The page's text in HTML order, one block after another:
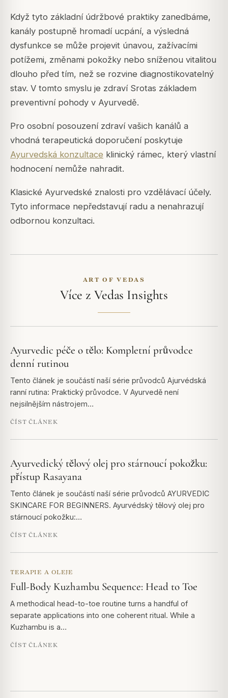
Když tyto základní údržbové praktiky zanedbáme,
kanály postupně hromadí ucpání, a výsledná
dysfunkce se může projevit únavou, zažívacími
potížemi, změnami pokožky nebo sníženou vitalitou
dlouho před tím, než se rozvine diagnostikovatelný
stav. V tomto smyslu je zdraví Srotas základem
preventivní pohody v Ayurvedě.
Pro osobní posouzení zdraví vašich kanálů a
vhodná terapeutická doporučení poskytuje
Ayurvedská konzultace klinický rámec, který vlastní
hodnocení nemůže nahradit.
Klasické Ayurvedské znalosti pro vzdělávací účely.
Tyto informace nepředstavují radu a nenahrazují
odbornou konzultaci.
ART OF VEDAS
Více z Vedas Insights
Ayurvedic péče o tělo: Kompletní průvodce
denní rutinou
Tento článek je součástí naší série průvodců Ajurvédská
ranní rutina: Praktický průvodce. V Ayurvedě není
nejsilnějším nástrojem…
ČÍST ČLÁNEK
Ayurvedický tělový olej pro stárnoucí pokožku:
přístup Rasayana
Tento článek je součástí naší série průvodců AYURVEDIC
SKINCARE FOR BEGINNERS. Ayurvédský tělový olej pro
stárnoucí pokožku:…
ČÍST ČLÁNEK
TERAPIE A OLEJE
Full-Body Kuzhambu Sequence: Head to Toe
A methodical head-to-toe routine turns a handful of
separate applications into one coherent ritual. While a
Kuzhambu is a…
ČÍST ČLÁNEK